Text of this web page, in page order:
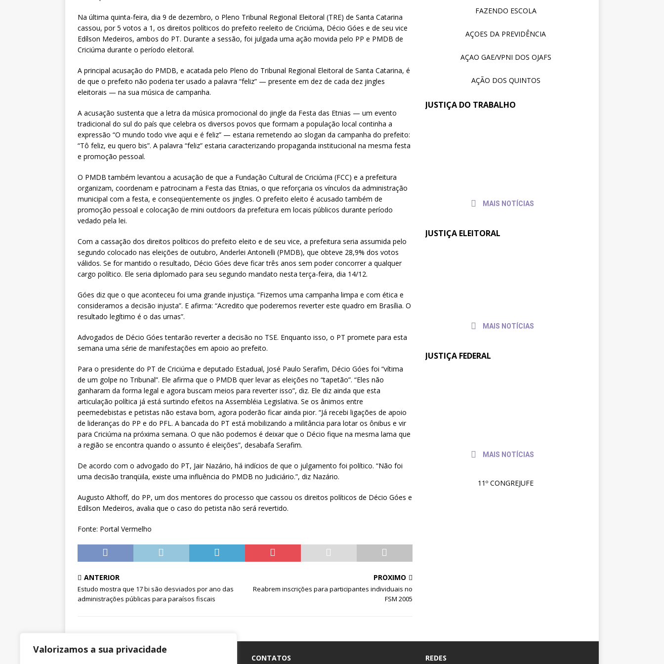
Valorizamos a sua privacidade
[ 7 de agosto de 2026 ] Dia 13 tem paralisação de duas horas. Veja as orientações do Sintrajusc
DESTAQUES
Na última quinta-feira, dia 9 de dezembro, o Pleno Tribunal Regional Eleitoral (TRE) de Santa Catarina
cassou, por 5 votos a 1, os direitos políticos do prefeito reeleito de Criciúma, Décio Góes e de seu vice
Edílson Medeiros, ambos do PT. Durante a sessão, foi julgada uma ação movida pelo PP e PMDB de
Criciúma durante o período eleitoral.
A principal acusação do PMDB, e acatada pelo Pleno do Tribunal Regional Eleitoral de Santa Catarina, é
de que o prefeito não poderia ter usado a palavra “feliz” — presente em dez de cada dez jingles
eleitorais — na sua música de campanha.
A acusação sustenta que a letra da música promocional do jingle da Festa das Etnias — um evento
tradicional do sul do país que celebra os diversos povos que formam a população local continha a
expressão “O mundo todo vive aqui e é feliz” — estaria remetendo ao slogan da campanha do prefeito:
“Tô feliz, eu quero bis”. A palavra “feliz” estaria caracterizando propaganda institucional na mesma festa
e promoção pessoal.
O PMDB também levantou a acusação de que a Fundação Cultural de Criciúma (FCC) e a prefeitura
organizam, coordenam e patrocinam a Festa das Etnias, o que reforçaria os vínculos da administração
municipal com a festa, e conseqüentemente os jingles. O prefeito eleito é acusado também de
promoção pessoal e colocação de mini outdoors da prefeitura em locais públicos durante período
vedado pela lei.
Com a cassação dos direitos políticos do prefeito eleito e de seu vice, a prefeitura seria assumida pelo
segundo colocado nas eleições de outubro, Anderlei Antonelli (PMDB), que obteve 28,9% dos votos
válidos. Se for mantido o resultado, Décio Góes deve ficar três anos sem poder concorrer a qualquer
cargo político. Ele seria diplomado para seu segundo mandato nesta terça-feira, dia 14/12.
Góes diz que o que aconteceu foi uma grande injustiça. “Fizemos uma campanha limpa e com ética e
consideramos a decisão injusta”. E afirma: “Acredito que poderemos reverter este quadro em Brasília. O
resultado legítimo é o das urnas”.
Advogados de Décio Góes tentarão reverter a decisão no TSE. Enquanto isso, o PT promete para esta
semana uma série de manifestações em apoio ao prefeito.
Para o presidente do PT de Criciúma e deputado Estadual, José Paulo Serafim, Décio Góes foi “vítima
de um golpe no Tribunal”. Ele afirma que o PMDB quer levar as eleições no “tapetão”. “Eles não
ganharam da forma legal e agora buscam meios para reverter isso”, diz. Ele diz ainda que esta
articulação política já está surtindo efeitos na Assembléia Legislativa. Se os ânimos entre
peemedebistas e petistas não estava bom, agora poderão ficar ainda pior. “Já recebi ligações de apoio
de lideranças do PP e do PFL. A bancada do PT está mobilizando a militância para lotar os ônibus e vir
para Criciúma na próxima semana. O que não podemos é deixar que o Décio fique na mesma lama que
a região se encontra quando o assunto é eleições”, desabafa Serafim.
De acordo com o advogado do PT, Jair Nazário, há indícios de que o julgamento foi político. “Não foi
uma decisão tranqüila, existe uma influência do PMDB no Judiciário.”, diz Nazário.
Augusto Althoff, do PP, um dos mentores do processo que cassou os direitos políticos de Décio Góes e
Edílson Medeiros, avalia que o caso do petista não será revertido.
Fonte: Portal Vermelho
ANTERIOR
Estudo mostra que 17 bi são desviados por ano das
administrações públicas para paraísos fiscais
PRÓXIMO
Reabrem inscrições para participantes individuais no
FSM 2005
FAZENDO ESCOLA
AÇOES DA PREVIDÊNCIA
AÇAO GAE/VPNI DOS OJAFS
AÇÃO DOS QUINTOS
JUSTIÇA DO TRABALHO
MAIS NOTÍCIAS
JUSTIÇA ELEITORAL
MAIS NOTÍCIAS
JUSTIÇA FEDERAL
MAIS NOTÍCIAS
11º CONGREJUFE
SINTRAJUSC CONTATOS REDES